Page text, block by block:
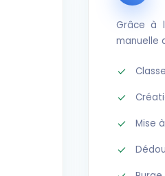
Grâce à
manuelle
Mise